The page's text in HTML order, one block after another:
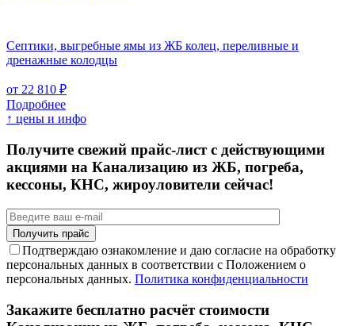
Септики, выгребные ямы из ЖБ колец, переливные и
дренажные колодцы
от 22 810 ₽
Подробнее
↑ цены и инфо
Получите свежий прайс-лист с действующими
акциями на Канализацию из ЖБ, погреба,
кессоны, КНС, жироуловители сейчас!
Подтверждаю ознакомление и даю согласие на обработку
персональных данных в соответствии с Положением о
персональных данных. Политика конфиденциальности
Закажите бесплатно расчёт стоимости